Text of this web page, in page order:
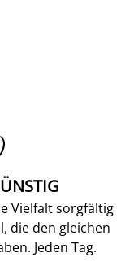
Vielfalt sorgfältig
die den gleichen
Jeden Tag.